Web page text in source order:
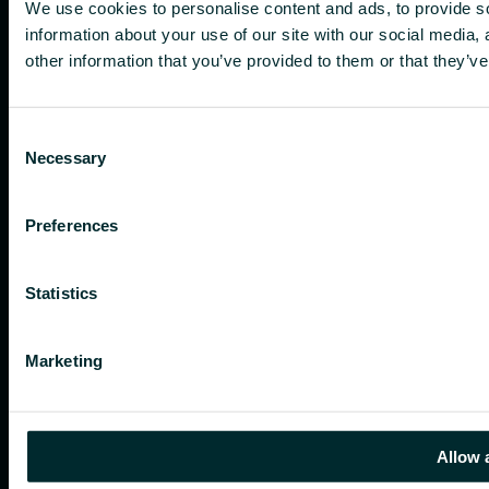
We use cookies to personalise content and ads, to provide
information about your use of our site with our social
other information that you’ve provided to them or that
Selection
Necessary
Preferences
Statistics
Marketing
Allow